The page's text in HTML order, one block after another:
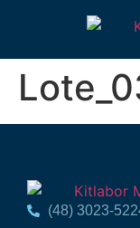
(48) 3023-